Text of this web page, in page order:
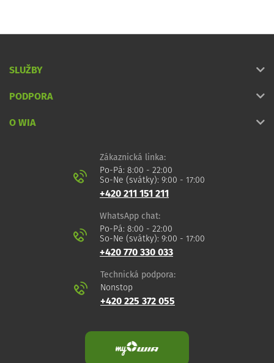
SLUŽBY
PODPORA
O WIA
Zákaznická linka:
Po-Pá: 8:00 - 22:00
So-Ne (svátky): 9:00 - 17:00
+420 211 151 211
WhatsApp chat:
Po-Pá: 8:00 - 22:00
So-Ne (svátky): 9:00 - 17:00
+420 770 330 033
Technická podpora:
Nonstop
+420 225 372 055